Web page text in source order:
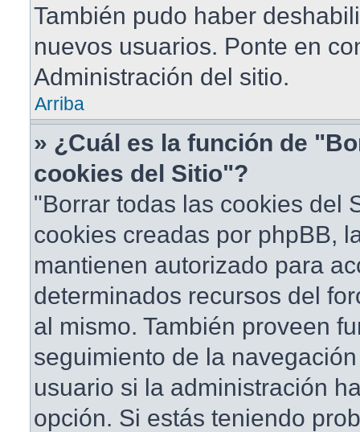
También pudo haber
nuevos usuarios. Ponte en
Administración del sitio.
Arriba
» ¿Cuál es la función de
cookies del Sitio"?
"Borrar todas las cookies del
cookies creadas por phpBB,
mantienen autorizado para
determinados recursos del
al mismo. También proveen
seguimiento de la
usuario si la administración
opción. Si estás teniendo